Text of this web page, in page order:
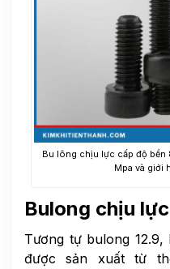
Bu lông chịu lực cấp độ
Mpa và giới
Bulong chịu
Tương tự bulong
được sản xuất từ